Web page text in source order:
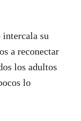
su
a reconectar
los adultos
lo